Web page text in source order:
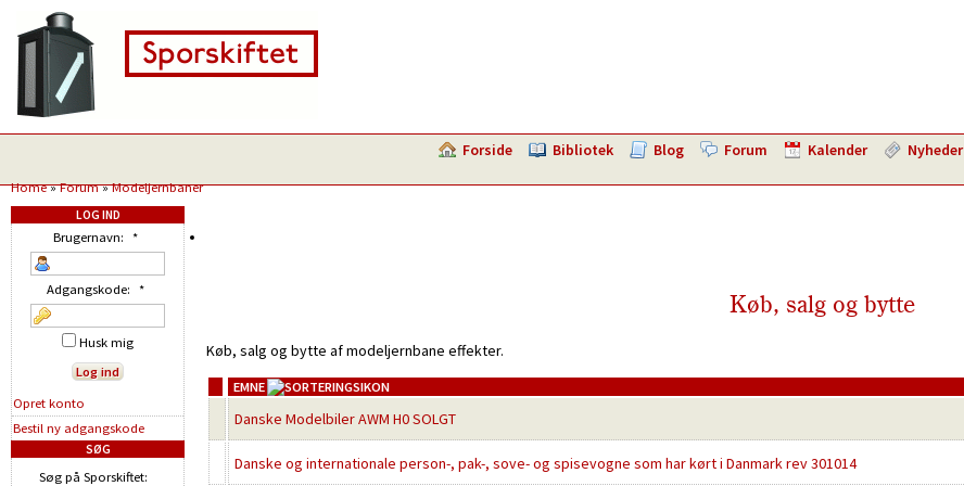
Forside Bibliotek Blog Forum Kalender Nyheder
Home»Forum»Modeljernbaner
Køb, salg og bytte
Køb, salg og bytte af modeljernbane effekter.
EMNE
Danske Modelbiler AWM H0 SOLGT
Danske og internationale person-, pak-, sove- og spisevogne som har kørt i Danmark rev 301014
LOG IND
Brugernavn: *
Adgangskode: *
Husk mig
Opret konto
Bestil ny adgangskode
SØG
Søg på Sporskiftet: